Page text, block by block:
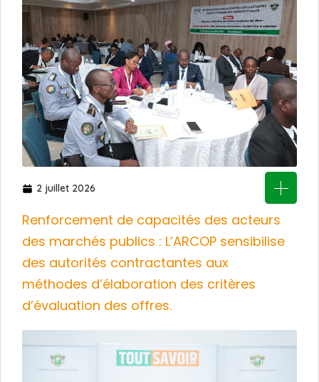
2 juillet 2026
Renforcement de capacités des acteurs
des marchés publics : L’ARCOP sensibilise
des autorités contractantes aux
méthodes d’élaboration des critères
d’évaluation des offres.